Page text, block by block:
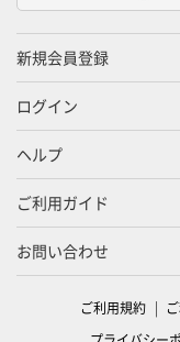
新規会員登録
ログイン
ヘルプ
ご利用ガイド
お問い合わせ
ご利用規約